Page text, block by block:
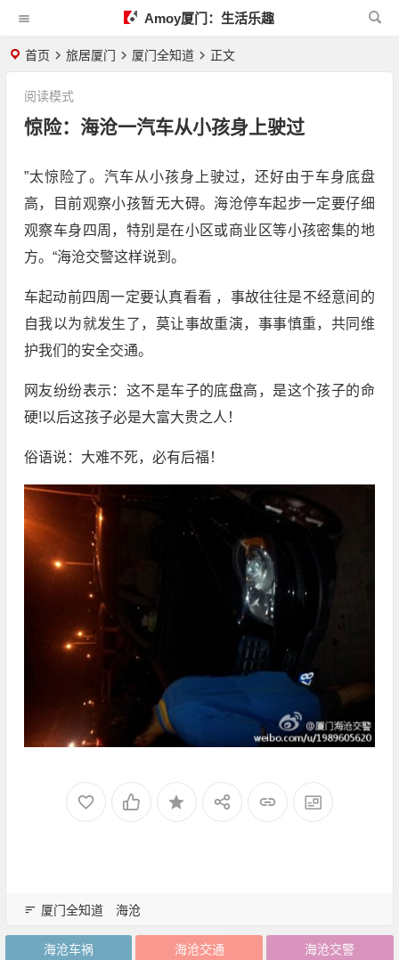
Amoy厦门：生活乐趣
首页 旅居厦门 厦门全知道 正文
惊险：海沧一汽车从小孩身上驶过
阅读模式
”太惊险了。汽车从小孩身上驶过，还好由于车身底盘
高，目前观察小孩暂无大碍。海沧停车起步一定要仔细
观察车身四周，特别是在小区或商业区等小孩密集的地
方。“海沧交警这样说到。
车起动前四周一定要认真看看 ，事故往往是不经意间的
自我以为就发生了，莫让事故重演，事事慎重，共同维
护我们的安全交通。
网友纷纷表示：这不是车子的底盘高，是这个孩子的命
硬!以后这孩子必是大富大贵之人！
俗语说：大难不死，必有后福！
厦门全知道 海沧
海沧车祸 海沧交通 海沧交警